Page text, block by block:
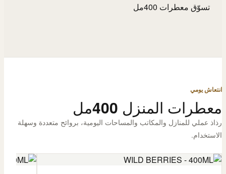
تسوّق معطرات 400مل
انتعاش يومي
معطرات المنزل 400مل
رذاذ عملي للمنازل والمكاتب والمساحات اليومية، بروائح متعددة وسهلة
الاستخدام.